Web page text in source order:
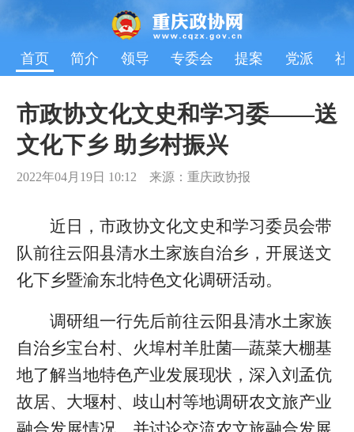
首页 简介 领导 专委会 提案 党派 社
市政协文化文史和学习委——送
文化下乡 助乡村振兴
2022年04月19日 10:12 来源：重庆政协报
近日，市政协文化文史和学习委员会带
队前往云阳县清水土家族自治乡，开展送文
化下乡暨渝东北特色文化调研活动。
调研组一行先后前往云阳县清水土家族
自治乡宝台村、火埠村羊肚菌—蔬菜大棚基
地了解当地特色产业发展现状，深入刘孟伉
故居、大堰村、歧山村等地调研农文旅产业